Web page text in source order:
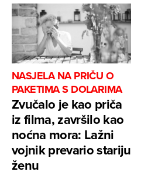
NASJELA NA PRIČU O
PAKETIMA S DOLARIMA
Zvučalo je kao priča
iz filma, završilo kao
noćna mora: Lažni
vojnik prevario stariju
ženu